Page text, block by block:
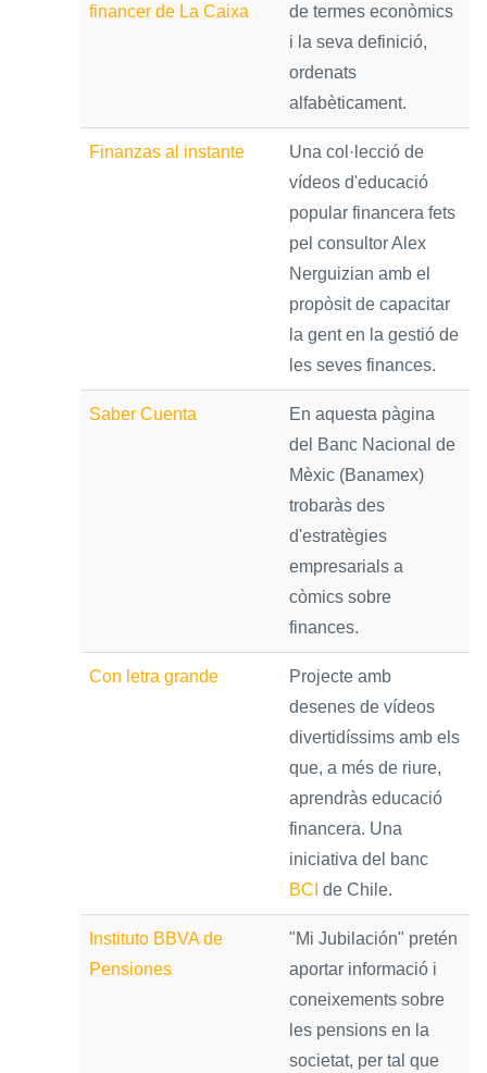
financer de La Caixa
de termes econòmics
i la seva definició,
ordenats
alfabèticament.
Finanzas al instante
Una col·lecció de
vídeos d'educació
popular financera fets
pel consultor Alex
Nerguizian amb el
propòsit de capacitar
la gent en la gestió de
les seves finances.
Saber Cuenta
En aquesta pàgina
del Banc Nacional de
Mèxic (Banamex)
trobaràs des
d'estratègies
empresarials a
còmics sobre
finances.
Con letra grande
Projecte amb
desenes de vídeos
divertidíssims amb els
que, a més de riure,
aprendràs educació
financera. Una
iniciativa del banc
BCI de Chile.
Instituto BBVA de
Pensiones
"Mi Jubilación" pretén
aportar informació i
coneixements sobre
les pensions en la
societat, per tal que